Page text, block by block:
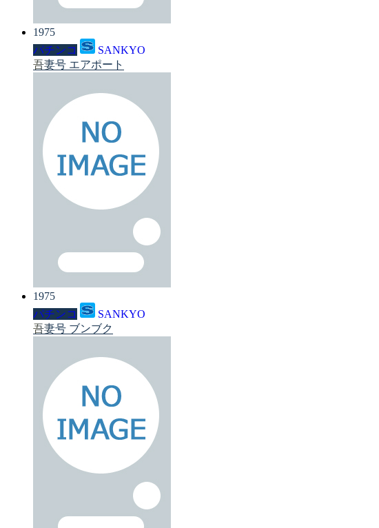
1975
パチンコ
SANKYO
吾妻号 エアポート
1975
パチンコ
SANKYO
吾妻号 ブンブク